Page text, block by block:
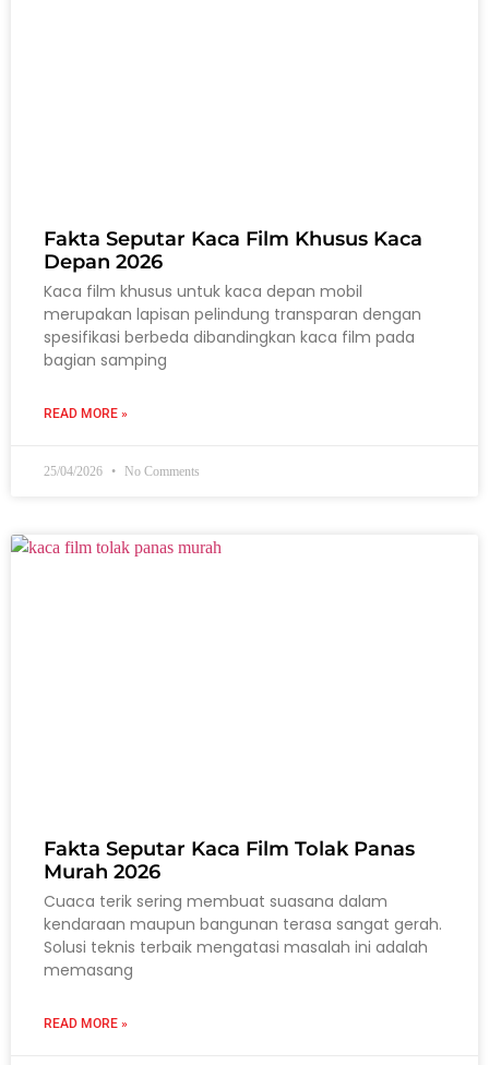
Fakta Seputar Kaca Film Khusus Kaca
Depan 2026
Kaca film khusus untuk kaca depan mobil
merupakan lapisan pelindung transparan dengan
spesifikasi berbeda dibandingkan kaca film pada
bagian samping
READ MORE »
25/04/2026 No Comments
Fakta Seputar Kaca Film Tolak Panas
Murah 2026
Cuaca terik sering membuat suasana dalam
kendaraan maupun bangunan terasa sangat gerah.
Solusi teknis terbaik mengatasi masalah ini adalah
memasang
READ MORE »